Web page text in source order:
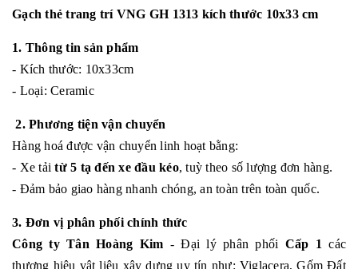
Gạch thẻ trang trí VNG GH 1313 kích thước 10x33 cm
1. Thông tin sản phẩm
- Kích thước: 10x33cm
- Loại: Ceramic
2. Phương tiện vận chuyển
Hàng hoá được vận chuyển linh hoạt bằng:
- Xe tảitừ 5 tạ đến xe đầu kéo, tuỳ theo số lượng đơn hàng.
- Đảm bảo giao hàng nhanh chóng, an toàn trên toàn quốc.
3. Đơn vị phân phối chính thức
Công ty Tân Hoàng Kim - Đại lý phân phối Cấp 1 các
thương hiệu vật liệu xây dựng uy tín như: Viglacera, Gốm Đất